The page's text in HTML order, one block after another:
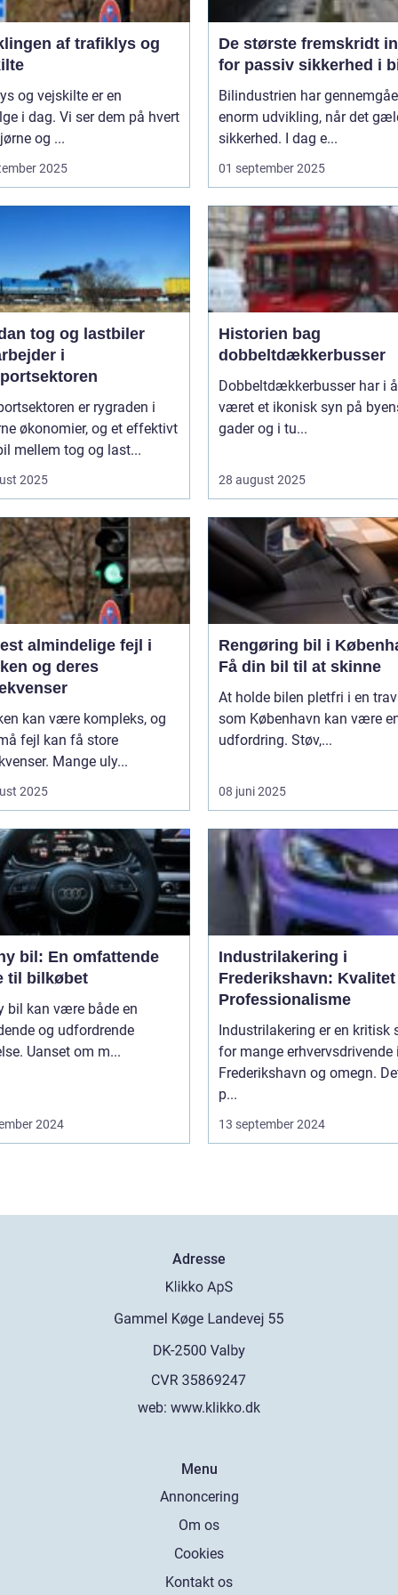
af trafiklys og
og vejskilte er en
i dag. Vi ser dem på hvert
og ...
2025
De største fremskridt
for passiv sikkerhed i
Bilindustrien har
enorm udvikling, når det
sikkerhed. I dag e...
01 september 2025
tog og lastbiler
i
er rygraden i
økonomier, og et effektivt
mellem tog og last...
2025
Historien bag
dobbeltdækkerbusser
Dobbeltdækkerbusser har i
været et ikonisk syn på
gader og i tu...
28 august 2025
almindelige fejl i
og deres
kan være kompleks, og
fejl kan få store
Mange uly...
2025
Rengøring bil i
Få din bil til at skinne
At holde bilen pletfri i en
som København kan være
udfordring. Støv,...
08 juni 2025
bil: En omfattende
til bilkøbet
bil kan være både en
og udfordrende
Uanset om m...
2024
Industrilakering i
Frederikshavn:
Professionalisme
Industrilakering er en kritisk
for mange erhvervsdrivende
Frederikshavn og omegn.
p...
13 september 2024
Adresse
web: www.klikko.dk
Menu
Annoncering
Om os
Cookies
Kontakt os